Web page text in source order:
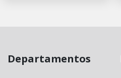
Departamentos